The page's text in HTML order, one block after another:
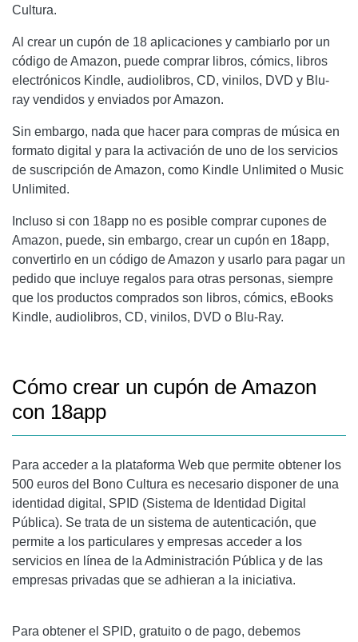
Cultura.
Al crear un cupón de 18 aplicaciones y cambiarlo por un
código de Amazon, puede comprar libros, cómics, libros
electrónicos Kindle, audiolibros, CD, vinilos, DVD y Blu-
ray vendidos y enviados por Amazon.
Sin embargo, nada que hacer para compras de música en
formato digital y para la activación de uno de los servicios
de suscripción de Amazon, como Kindle Unlimited o Music
Unlimited.
Incluso si con 18app no ​​es posible comprar cupones de
Amazon, puede, sin embargo, crear un cupón en 18app,
convertirlo en un código de Amazon y usarlo para pagar un
pedido que incluye regalos para otras personas, siempre
que los productos comprados son libros, cómics, eBooks
Kindle, audiolibros, CD, vinilos, DVD o Blu-Ray.
Cómo crear un cupón de Amazon
con 18app
Para acceder a la plataforma Web que permite obtener los
500 euros del Bono Cultura es necesario disponer de una
identidad digital, SPID (Sistema de Identidad Digital
Pública). Se trata de un sistema de autenticación, que
permite a los particulares y empresas acceder a los
servicios en línea de la Administración Pública y de las
empresas privadas que se adhieran a la iniciativa.
Para obtener el SPID, gratuito o de pago, debemos